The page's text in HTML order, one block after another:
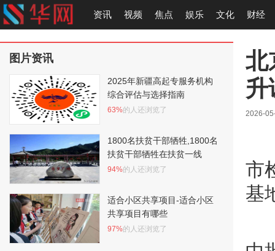
资讯 视频 焦点 娱乐 文化 财经
北
升
2026-
市
基
图片资讯
2025年新疆高起专服务机构
综合评估与选择指南
63%的人还浏览了
1800名扶贫干部牺牲,1800名
扶贫干部牺牲在扶贫一线
94%的人还浏览了
适合小区共享项目-适合小区
共享项目有哪些
97%的人还浏览了